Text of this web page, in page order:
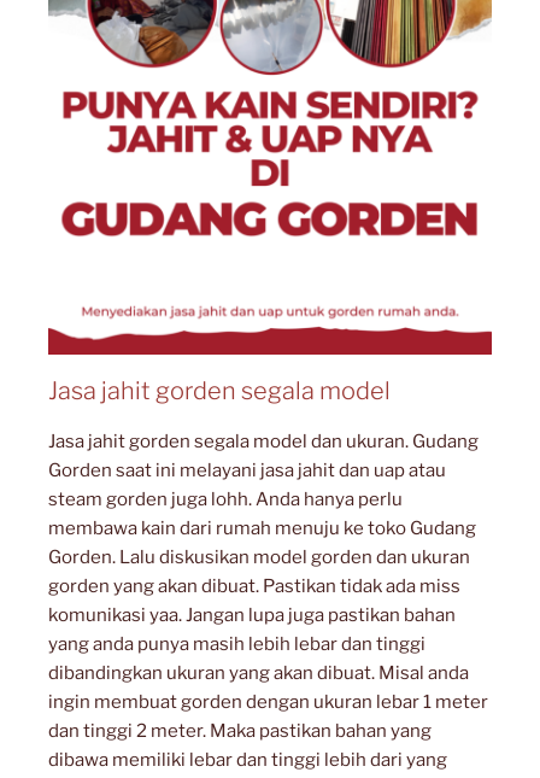
Jasa jahit gorden segala model
Jasa jahit gorden segala model dan ukuran. Gudang
Gorden saat ini melayani jasa jahit dan uap atau
steam gorden juga lohh. Anda hanya perlu
membawa kain dari rumah menuju ke toko Gudang
Gorden. Lalu diskusikan model gorden dan ukuran
gorden yang akan dibuat. Pastikan tidak ada miss
komunikasi yaa. Jangan lupa juga pastikan bahan
yang anda punya masih lebih lebar dan tinggi
dibandingkan ukuran yang akan dibuat. Misal anda
ingin membuat gorden dengan ukuran lebar 1 meter
dan tinggi 2 meter. Maka pastikan bahan yang
dibawa memiliki lebar dan tinggi lebih dari yang